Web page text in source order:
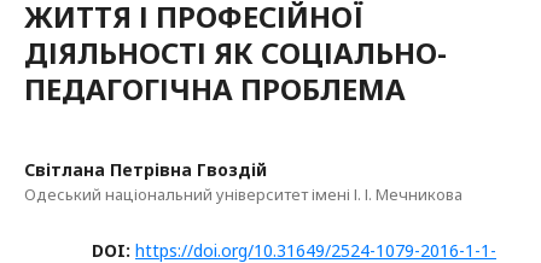
ЖИТТЯ І ПРОФЕСІЙНОЇ
ДІЯЛЬНОСТІ ЯК СОЦІАЛЬНО-
ПЕДАГОГІЧНА ПРОБЛЕМА
Світлана Петрівна Гвоздій
Одеський національний університет імені І. І. Мечникова
DOI: https://doi.org/10.31649/2524-1079-2016-1-1-